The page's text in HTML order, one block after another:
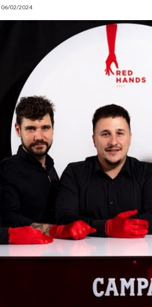
06/02/2024